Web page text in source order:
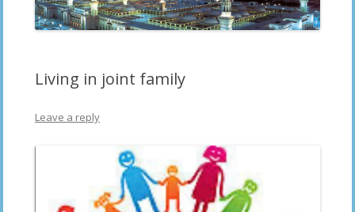
Living in joint family
Leave a reply